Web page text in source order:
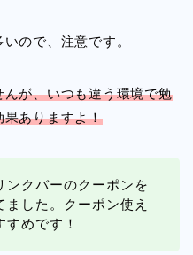
ので、注意です。
が、いつも違う環境で勉
果ありますよ！
ンクバーのクーポンを
した。クーポン使え
めです！